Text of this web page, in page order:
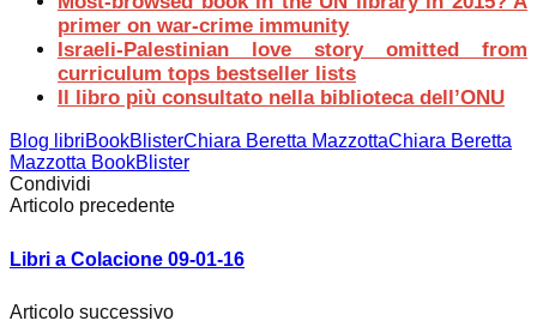
primer on war-crime immunity
Israeli-Palestinian love story omitted from
curriculum tops bestseller lists
Il libro più consultato nella biblioteca dell’ONU
Blog libriBookBlisterChiara Beretta MazzottaChiara Beretta
Mazzotta BookBlister
Condividi
Articolo precedente
Libri a Colacione 09-01-16
Articolo successivo